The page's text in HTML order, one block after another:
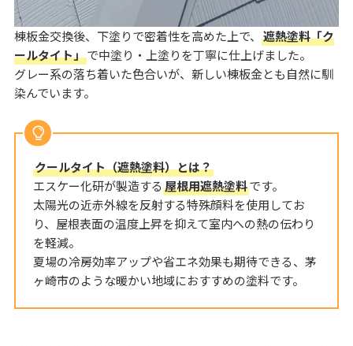
棟板金交換後、下塗りで密着性を高めた上で、 遮熱塗料「ク
ールタイト」で中塗り・上塗りを丁寧に仕上げました。
グレー系の落ち着いた色合いが、新しい棟板金とも自然に馴
染んでいます。
クールタイト（遮熱塗料）とは？
エスケー化研が製造する屋根用遮熱塗料です。
太陽光の近赤外線を反射する特殊顔料を使用してお
り、屋根表面の温度上昇を抑えて室内への熱の伝わり
を軽減。
夏場の冷房効率アップや省エネ効果も期待できる、茅
ヶ崎市のような暖かい地域におすすめの塗料です。